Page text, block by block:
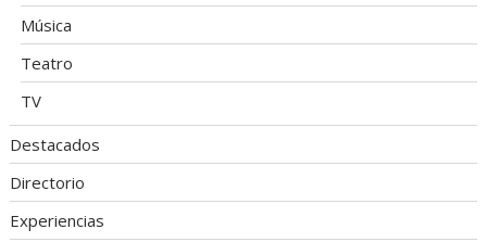
Música
Teatro
TV
Destacados
Directorio
Experiencias